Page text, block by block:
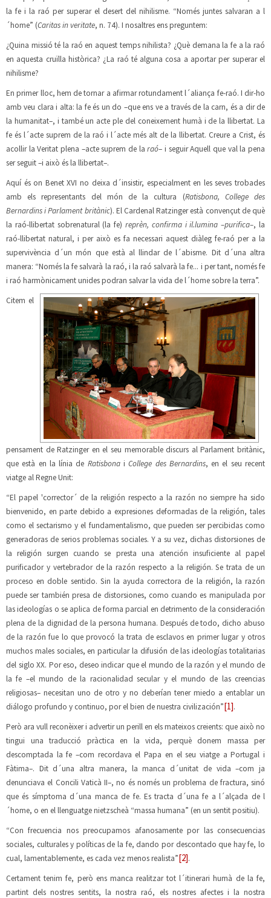
la fe i la raó per superar el desert del nihilisme. “Només juntes salvaran a l
´home” (Caritas in veritate, n. 74). I nosaltres ens preguntem:
¿Quina missió té la raó en aquest temps nihilista? ¿Què demana la fe a la raó
en aquesta cruïlla històrica? ¿La raó té alguna cosa a aportar per superar el
nihilisme?
En primer lloc, hem de tornar a afirmar rotundament l´aliança fe-raó. I dir-ho
amb veu clara i alta: la fe és un do –que ens ve a través de la carn, és a dir de
la humanitat–, i també un acte ple del coneixement humà i de la llibertat. La
fe és l´acte suprem de la raó i l´acte més alt de la llibertat. Creure a Crist, és
acollir la Veritat plena –acte suprem de laraó– i seguir Aquell que val la pena
ser seguit –i això és la llibertat–.
Aquí és on Benet XVI no deixa d´insistir, especialment en les seves trobades
amb els representants del món de la cultura (Ratisbona, College des
Bernardins i Parlament britànic). El Cardenal Ratzinger està convençut de què
la raó-llibertat sobrenatural (la fe) reprèn, confirma i il.lumina –purifica–, la
raó-llibertat natural, i per això es fa necessari aquest diàleg fe-raó per a la
supervivència d´un món que està al llindar de l´abisme. Dit d´una altra
manera: “Només la fe salvarà la raó, i la raó salvarà la fe... i per tant, només fe
i raó harmònicament unides podran salvar la vida de l´home sobre la terra”.
Citem el
pensament de Ratzinger en el seu memorable discurs al Parlament britànic,
que està en la línia de RatisbonaiCollege des Bernardins, en el seu recent
viatge al Regne Unit:
“El papel 'corrector´ de la religión respecto a la razón no siempre ha sido
bienvenido, en parte debido a expresiones deformadas de la religión, tales
como el sectarismo y el fundamentalismo, que pueden ser percibidas como
generadoras de serios problemas sociales. Y a su vez, dichas distorsiones de
la religión surgen cuando se presta una atención insuficiente al papel
purificador y vertebrador de la razón respecto a la religión. Se trata de un
proceso en doble sentido. Sin la ayuda correctora de la religión, la razón
puede ser también presa de distorsiones, como cuando es manipulada por
las ideologías o se aplica de forma parcial en detrimento de la consideración
plena de la dignidad de la persona humana. Después de todo, dicho abuso
de la razón fue lo que provocó la trata de esclavos en primer lugar y otros
muchos males sociales, en particular la difusión de las ideologías totalitarias
del siglo XX. Por eso, deseo indicar que el mundo de la razón y el mundo de
la fe –el mundo de la racionalidad secular y el mundo de las creencias
religiosas– necesitan uno de otro y no deberían tener miedo a entablar un
diálogo profundo y continuo, por el bien de nuestra civilización”[1].
Però ara vull reconèixer i advertir un perill en els mateixos creients: que això no
tingui una traducció pràctica en la vida, perquè donem massa per
descomptada la fe –com recordava el Papa en el seu viatge a Portugal i
Fàtima–. Dit d´una altra manera, la manca d´unitat de vida –com ja
denunciava el Concili Vaticà II–, no és només un problema de fractura, sinó
que és símptoma d´una manca de fe. Es tracta d´una fe a l´alçada de l
´home, o en el llenguatge nietzscheà “massa humana” (en un sentit positiu).
“Con frecuencia nos preocupamos afanosamente por las consecuencias
sociales, culturales y políticas de la fe, dando por descontado que hay fe, lo
cual, lamentablemente, es cada vez menos realista”[2].
Certament tenim fe, però ens manca realitzar tot l´itinerari humà de la fe,
partint dels nostres sentits, la nostra raó, els nostres afectes i la nostra